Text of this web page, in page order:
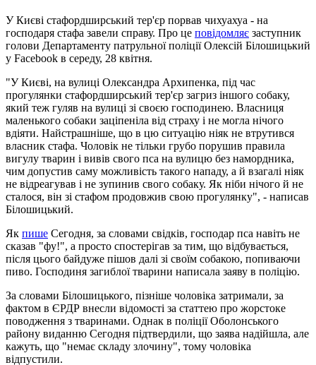
У Києві стафордширський тер'єр порвав чихуахуа - на
господаря стафа завели справу. Про це повідомляє заступник
голови Департаменту патрульної поліції Олексій Білошицький
у Facebook в середу, 28 квітня.
"У Києві, на вулиці Олександра Архипенка, під час
прогулянки стафордширський тер'єр загриз іншого собаку,
який теж гуляв на вулиці зі своєю господинею. Власниця
маленького собаки заціпеніла від страху і не могла нічого
вдіяти. Найстрашніше, що в цю ситуацію ніяк не втрутився
власник стафа. Чоловік не тільки грубо порушив правила
вигулу тварин і вивів свого пса на вулицю без намордника,
чим допустив саму можливість такого нападу, а й взагалі ніяк
не відреагував і не зупинив свого собаку. Як ніби нічого й не
сталося, він зі стафом продовжив свою прогулянку", - написав
Білошицький.
Як пише Сегодня, за словами свідків, господар пса навіть не
сказав "фу!", а просто спостерігав за тим, що відбувається,
після цього байдуже пішов далі зі своїм собакою, попиваючи
пиво. Господиня загиблої тварини написала заяву в поліцію.
За словами Білошицького, пізніше чоловіка затримали, за
фактом в ЄРДР внесли відомості за статтею про жорстоке
поводження з тваринами. Однак в поліції Оболонського
району виданню Сегодня підтвердили, що заява надійшла, але
кажуть, що "немає складу злочину", тому чоловіка
відпустили.